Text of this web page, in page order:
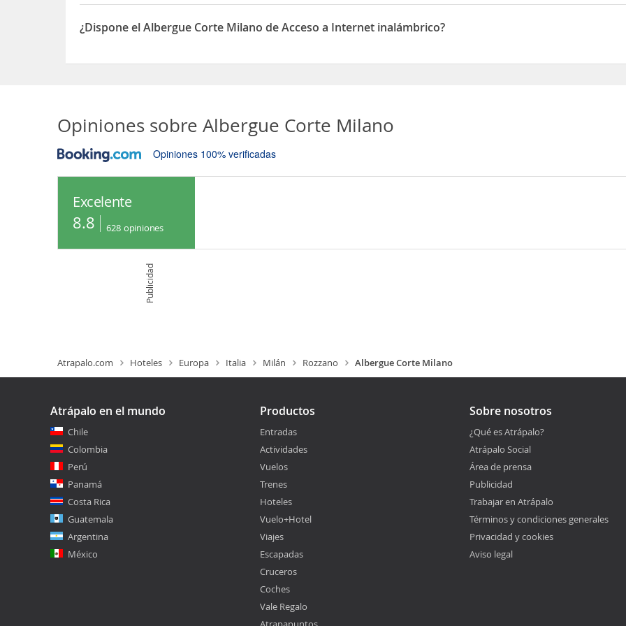
Sí, el Albergue Corte Milano dispone de Aparcamiento
¿Dispone el Albergue Corte Milano de Acceso a Internet inalámbrico?
Opiniones sobre Albergue Corte Milano
Opiniones 100% verificadas
Excelente
8.8 628 opiniones
Publicidad
Atrapalo.com Hoteles Europa Italia Milán Rozzano Albergue Corte Milano
Atrápalo en el mundo
Chile
Colombia
Perú
Panamá
Costa Rica
Guatemala
Argentina
México
Productos
Entradas
Actividades
Vuelos
Trenes
Hoteles
Vuelo+Hotel
Viajes
Escapadas
Cruceros
Coches
Vale Regalo
Sobre nosotros
¿Qué es Atrápalo?
Atrápalo Social
Área de prensa
Publicidad
Trabajar en Atrápalo
Términos y condiciones generales
Privacidad y cookies
Aviso legal